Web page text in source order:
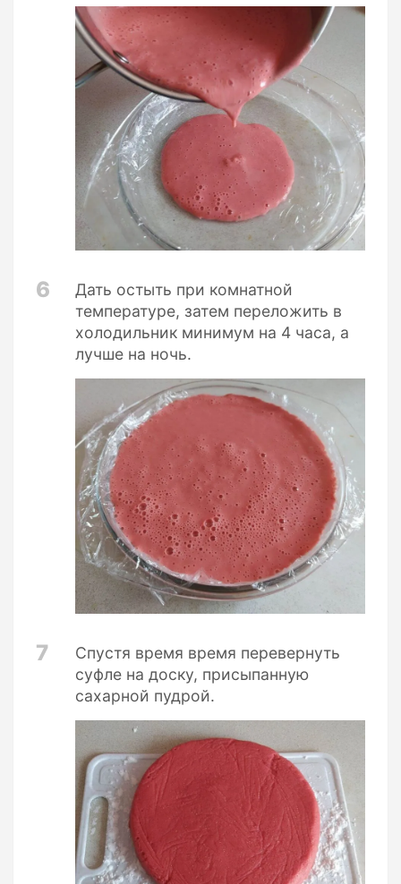
6
Дать остыть при комнатной
температуре, затем переложить в
холодильник минимум на 4 часа, а
лучше на ночь.
7
Спустя время время перевернуть
суфле на доску, присыпанную
сахарной пудрой.